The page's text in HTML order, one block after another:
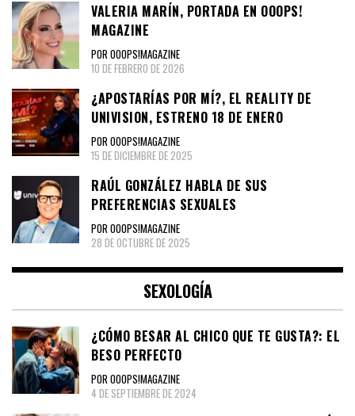
VALERIA MARÍN, PORTADA EN OOOPS!
MAGAZINE
POR OOOPS!MAGAZINE
10 DE FEBRERO DE 2026
¿APOSTARÍAS POR MÍ?, EL REALITY DE
UNIVISION, ESTRENO 18 DE ENERO
POR OOOPS!MAGAZINE
15 DE DICIEMBRE DE 2025
RAÚL GONZÁLEZ HABLA DE SUS
PREFERENCIAS SEXUALES
POR OOOPS!MAGAZINE
28 DE OCTUBRE DE 2025
SEXOLOGÍA
¿CÓMO BESAR AL CHICO QUE TE GUSTA?: EL
BESO PERFECTO
POR OOOPS!MAGAZINE
4 DE SEPTIEMBRE DE 2024